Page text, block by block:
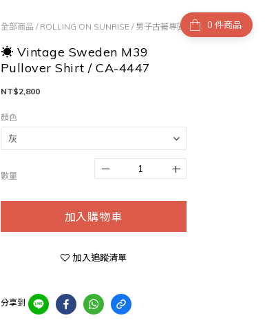
件商品
全部商品 / ROLLING ON SUNRISE/ 男子古著專區
☀ Vintage Sweden M39
Pullover Shirt / CA-4447
NT$2,800
顏色
數量
加入購物車
加入追蹤清單
分享到